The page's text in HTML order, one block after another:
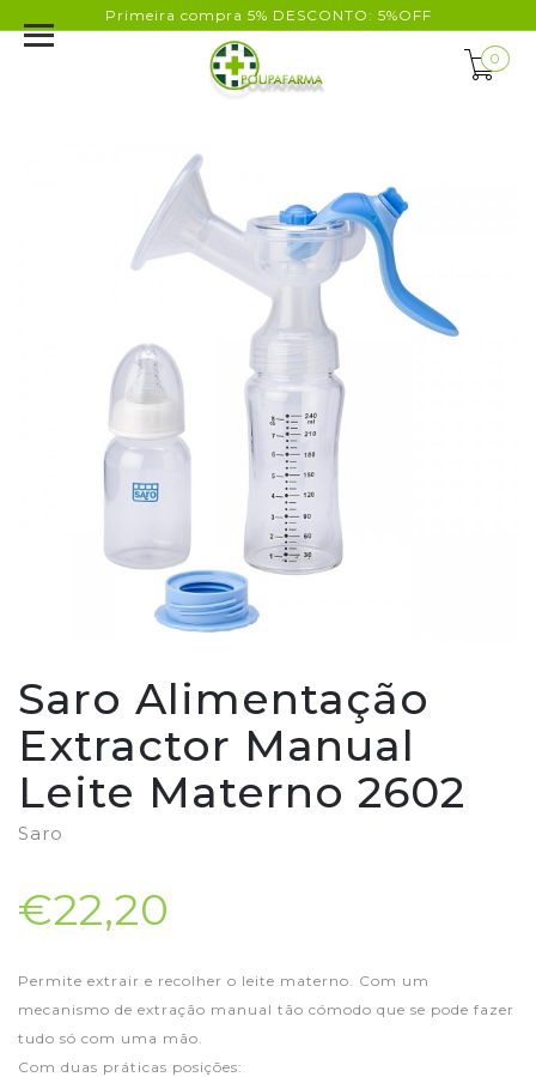
Primeira compra 5% DESCONTO: 5%OFF
0
Saro Alimentação
Extractor Manual
Leite Materno 2602
Saro
€22,20
Permite extrair e recolher o leite materno. Com um
mecanismo de extração manual tão cómodo que se pode fazer
tudo só com uma mão.
Com duas práticas posições: